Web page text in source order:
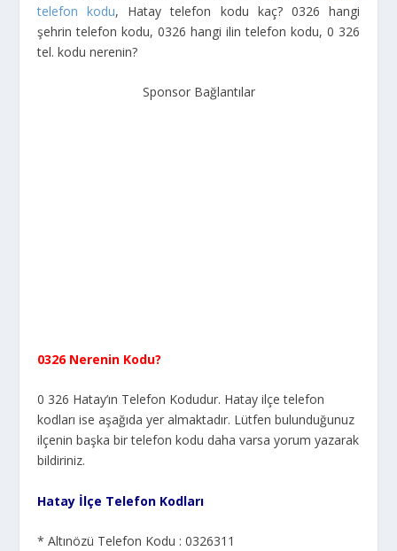
telefon kodu, Hatay telefon kodu kaç? 0326 hangi
şehrin telefon kodu, 0326 hangi ilin telefon kodu, 0 326
tel. kodu nerenin?
Sponsor Bağlantılar
0326 Nerenin Kodu?
0 326 Hatay’ın Telefon Kodudur. Hatay ilçe telefon
kodları ise aşağıda yer almaktadır. Lütfen bulunduğunuz
ilçenin başka bir telefon kodu daha varsa yorum yazarak
bildiriniz.
Hatay İlçe Telefon Kodları
* Altınözü Telefon Kodu : 0326311